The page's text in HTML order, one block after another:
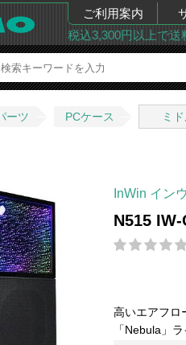
ご利用案内
税込3,300円以上で送
ーツ PCケース ミ
InWin イン
N515
高いエアフロ
「Nebula」